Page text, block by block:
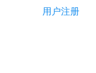
用户注册